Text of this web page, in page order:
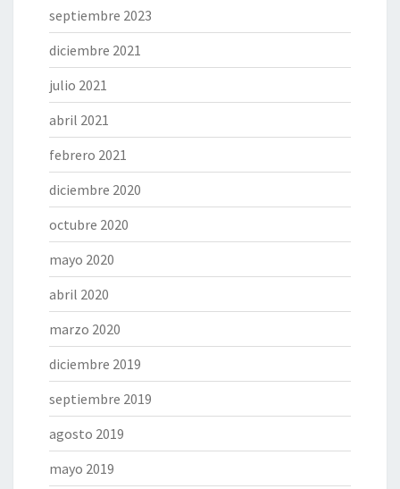
septiembre 2023
diciembre 2021
julio 2021
abril 2021
febrero 2021
diciembre 2020
octubre 2020
mayo 2020
abril 2020
marzo 2020
diciembre 2019
septiembre 2019
agosto 2019
mayo 2019